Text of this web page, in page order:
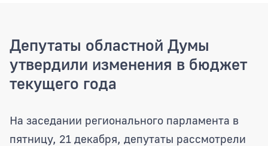
Депутаты областной Думы
утвердили изменения в бюджет
текущего года
Депутаты областной Думы
На заседании регионального парламента в
пятницу, 21 декабря, депутаты рассмотрели